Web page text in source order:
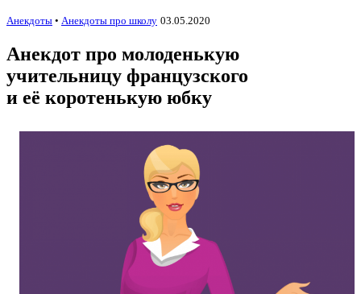
Анекдоты • Анекдоты про школу 03.05.2020
Анекдот про молоденькую
учительницу французского
и её коротенькую юбку